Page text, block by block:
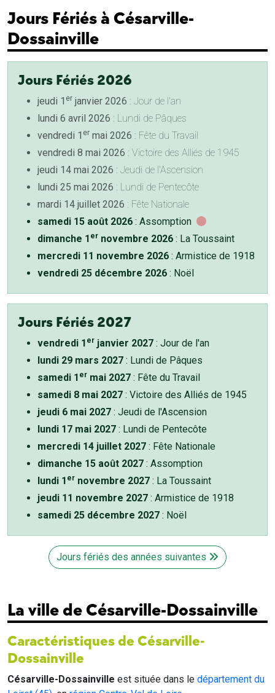
Jours Fériés à Césarville-
Dossainville
Jours Fériés 2026
jeudi 1 er janvier 2026 : Jour de l'an
lundi 6 avril 2026 : Lundi de Pâques
vendredi 1 er mai 2026 : Fête du Travail
vendredi 8 mai 2026 : Victoire des Alliés de 1945
jeudi 14 mai 2026 : Jeudi de l'Ascension
lundi 25 mai 2026 : Lundi de Pentecôte
mardi 14 juillet 2026 : Fête Nationale
samedi 15 août 2026 : Assomption
dimanche 1 er novembre 2026 : La Toussaint
mercredi 11 novembre 2026 : Armistice de 1918
vendredi 25 décembre 2026 : Noël
Jours Fériés 2027
vendredi 1 er janvier 2027 : Jour de l'an
lundi 29 mars 2027 : Lundi de Pâques
samedi 1 er mai 2027 : Fête du Travail
samedi 8 mai 2027 : Victoire des Alliés de 1945
jeudi 6 mai 2027 : Jeudi de l'Ascension
lundi 17 mai 2027 : Lundi de Pentecôte
mercredi 14 juillet 2027 : Fête Nationale
dimanche 15 août 2027 : Assomption
lundi 1 er novembre 2027 : La Toussaint
jeudi 11 novembre 2027 : Armistice de 1918
samedi 25 décembre 2027 : Noël
Jours fériés des années suivantes
La ville de Césarville-Dossainville
Caractéristiques de Césarville-
Dossainville
Césarville-Dossainville est située dans le département du